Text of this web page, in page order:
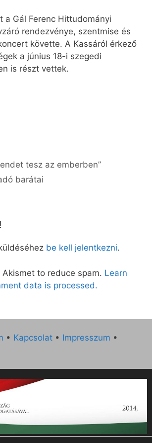
a Gál Ferenc Hittudományi
rendezvénye, szentmise és
követte. A Kassáról érkező
a június 18-i szegedi
is részt vettek.
tesz az emberben”
barátai
be kell jelentkezni.
to reduce spam. Learn
data is processed.
• Kapcsolat • Impresszum •
hetilap 2014. évi működésének